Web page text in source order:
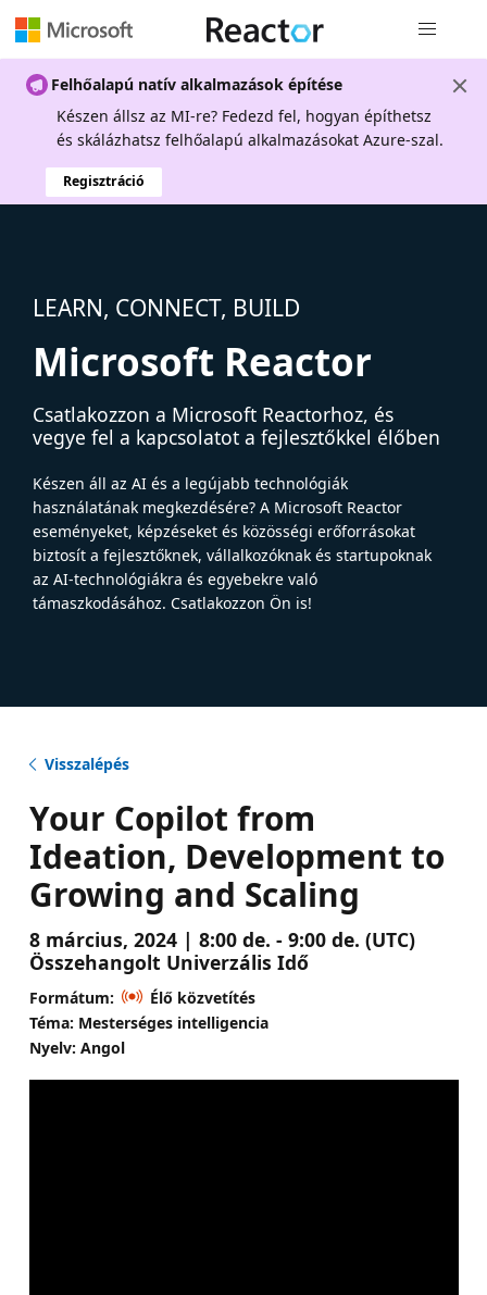
Felhőalapú natív alkalmazások építése
Készen állsz az MI-re? Fedezd fel, hogyan építhetsz
és skálázhatsz felhőalapú alkalmazásokat Azure-szal.
Regisztráció
LEARN, CONNECT, BUILD
Microsoft Reactor
Csatlakozzon a Microsoft Reactorhoz, és
vegye fel a kapcsolatot a fejlesztőkkel élőben
Készen áll az AI és a legújabb technológiák
használatának megkezdésére? A Microsoft Reactor
eseményeket, képzéseket és közösségi erőforrásokat
biztosít a fejlesztőknek, vállalkozóknak és startupoknak
az AI-technológiákra és egyebekre való
támaszkodásához. Csatlakozzon Ön is!
Visszalépés
Your Copilot from
Ideation, Development to
Growing and Scaling
8 március, 2024 | 8:00 de. - 9:00 de. (UTC)
Összehangolt Univerzális Idő
Formátum:
Élő közvetítés
Téma: Mesterséges intelligencia
Nyelv: Angol